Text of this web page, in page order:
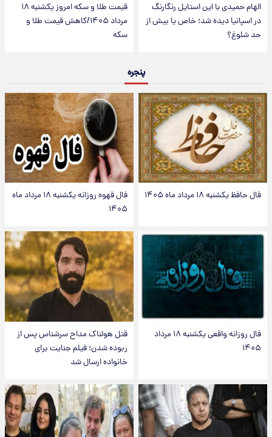
الهام حمیدی با این استایل رنگارنگ
در اسپانیا دیده شد؛ خاص یا بیش از
حد شلوغ؟
قیمت طلا و سکه امروز یکشنبه ۱۸
مرداد ۱۴۰۵/کاهش قیمت طلا و
سکه
پنجره
فال حافظ یکشنبه ۱۸ مرداد ماه ۱۴۰۵
فال قهوه روزانه یکشنبه ۱۸ مرداد ماه
۱۴۰۵
فال روزانه واقعی یکشنبه ۱۸ مرداد
۱۴۰۵
قتل هولناک مداح سرشناس پس از
ربوده شدن؛ فیلم جنایت برای
خانواده ارسال شد